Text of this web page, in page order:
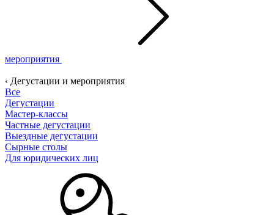
мероприятия
‹ Дегустации и мероприятия
Все
Дегустации
Мастер-классы
Частные дегустации
Выездные дегустации
Сырные столы
Для юридических лиц